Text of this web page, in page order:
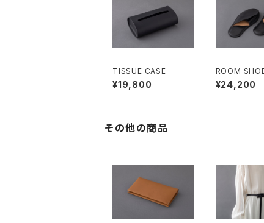
TISSUE CASE
¥19,800
ROOM
¥24,200
その他の商品